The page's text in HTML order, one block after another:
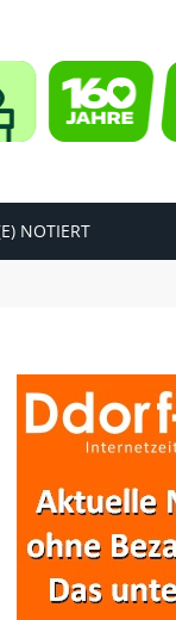
NOTIERT